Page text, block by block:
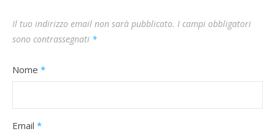
Il tuo indirizzo email non sarà pubblicato. I campi obbligatori
sono contrassegnati *
Nome *
Email *